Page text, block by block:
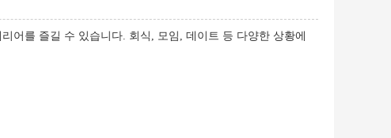
어를 즐길 수 있습니다. 회식, 모임, 데이트 등 다양한 상황에